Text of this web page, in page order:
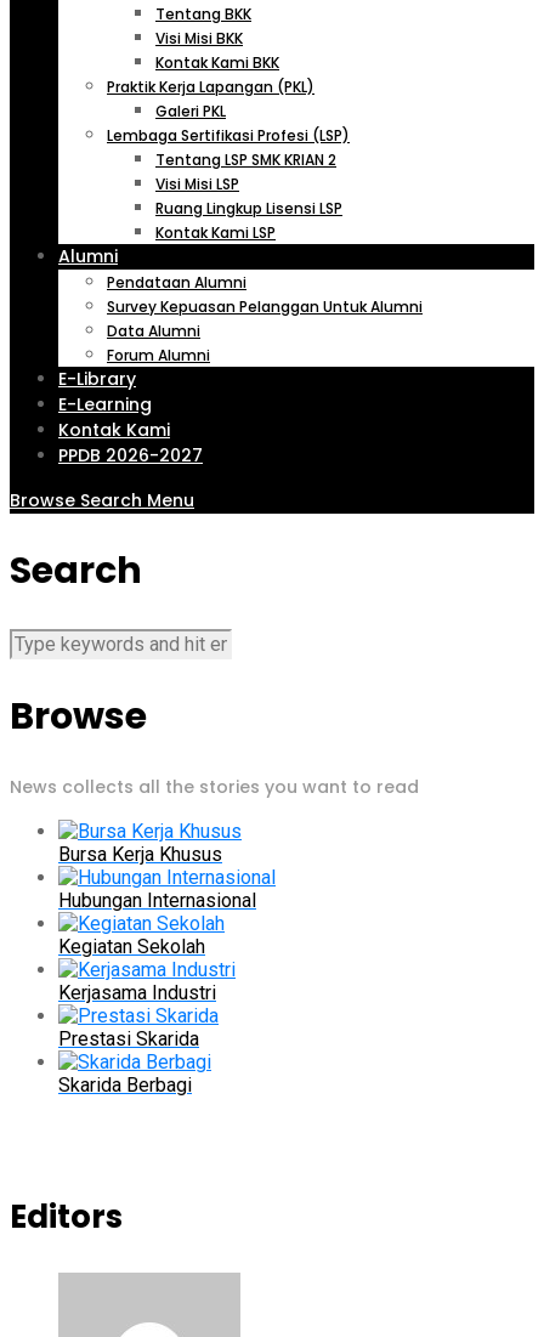
Tentang BKK
Visi Misi BKK
Kontak Kami BKK
Praktik Kerja Lapangan (PKL)
Galeri PKL
Lembaga Sertifikasi Profesi (LSP)
Tentang LSP SMK KRIAN 2
Visi Misi LSP
Ruang Lingkup Lisensi LSP
Kontak Kami LSP
Alumni
Pendataan Alumni
Survey Kepuasan Pelanggan Untuk Alumni
Data Alumni
Forum Alumni
E-Library
E-Learning
Kontak Kami
PPDB 2026-2027
Browse Search Menu
Search
Browse
News collects all the stories you want to read
Bursa Kerja Khusus
Hubungan Internasional
Kegiatan Sekolah
Kerjasama Industri
Prestasi Skarida
Skarida Berbagi
Editors